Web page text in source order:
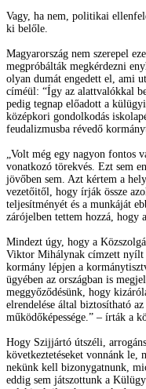
Vagy, ha nem, politikai
ki belőle.
Magyarország nem szerepel
megpróbálták megkérdezni
olyan dumát engedett el, ami
címéül: “Így az alattvalókkal
pedig tegnap előadott a
középkori gondolkodás
feudalizmusba révedő
„Volt még egy nagyon fontos
vonatkozó törekvés. Ezt sem
jövőben sem. Azt kértem a
vezetőitől, hogy írják össze
teljesítményét és a munkáját
zárójelben tettem hozzá, hogy
Mindezt úgy, hogy a
Viktor Mihálynak címzett nyílt
kormány lépjen a
ügyében az országban is
meggyőződésünk, hogy
elrendelése által biztosítható
működőképessége.” – írták a
Hogy Szijjártó útszéli,
következtetéseket vonnánk le,
nekünk kell bizonygatnunk,
eddig sem játszottunk a